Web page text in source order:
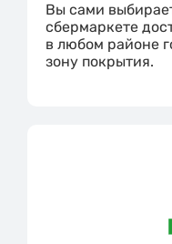
Вы сами
сбермаркете
в любом районе
зону покрытия.